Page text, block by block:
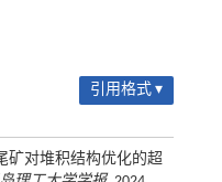
引用格式 ▾
矿对堆积结构优化的超